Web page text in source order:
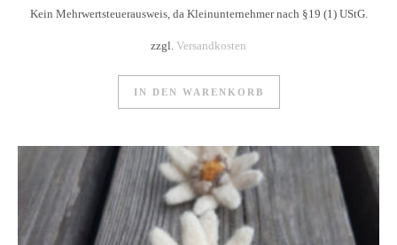
Kein Mehrwertsteuerausweis, da Kleinunternehmer nach §19 (1) UStG.
zzgl. Versandkosten
IN DEN WARENKORB